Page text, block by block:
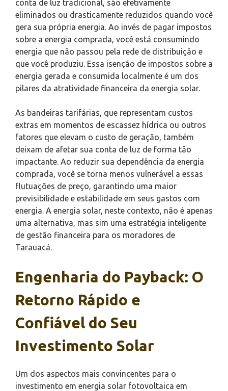
conta de luz tradicional, são efetivamente
eliminados ou drasticamente reduzidos quando você
gera sua própria energia. Ao invés de pagar impostos
sobre a energia comprada, você está consumindo
energia que não passou pela rede de distribuição e
que você produziu. Essa isenção de impostos sobre a
energia gerada e consumida localmente é um dos
pilares da atratividade financeira da energia solar.
As bandeiras tarifárias, que representam custos
extras em momentos de escassez hídrica ou outros
fatores que elevam o custo de geração, também
deixam de afetar sua conta de luz de forma tão
impactante. Ao reduzir sua dependência da energia
comprada, você se torna menos vulnerável a essas
flutuações de preço, garantindo uma maior
previsibilidade e estabilidade em seus gastos com
energia. A energia solar, neste contexto, não é apenas
uma alternativa, mas sim uma estratégia inteligente
de gestão financeira para os moradores de
Tarauacá.
Engenharia do Payback: O
Retorno Rápido e
Confiável do Seu
Investimento Solar
Um dos aspectos mais convincentes para o
investimento em energia solar fotovoltaica em